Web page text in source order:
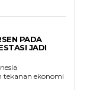
PADA
JADI
tekanan ekonomi